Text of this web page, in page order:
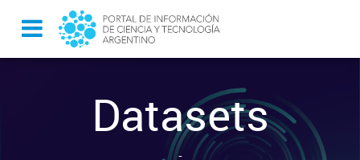
Datasets
-